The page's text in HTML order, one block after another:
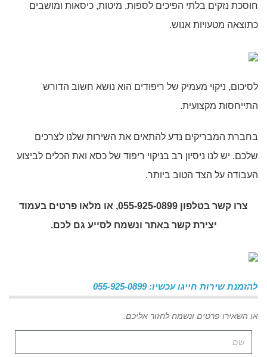
חוסכת נזקים בלתי הפיכים לספות, מיטות, כיסאות ומושבים
כתוצאה מטעויות אנוש.
לסיכום, ניקוי מעמיק של ריפודים הוא נושא חשוב הדורש
התייחסות מקצועית.
בחברת המבריקים נדע להתאים את השירות שלנו לצרכים
שלכם. יש לנו ניסיון רב בניקוי ריפוד של כסא ואת הכלים לביצוע
העבודה על הצד הטוב ביותר.
צרו קשר בטלפון 055-925-0899, או מלאו פרטים בעמוד
יצירת קשר באתר ונשמח לסייע גם לכם.
להזמנת שירות חייגו עכשיו: 055-925-0899
או השאירו פרטים ונשמח לחזור אליכם: